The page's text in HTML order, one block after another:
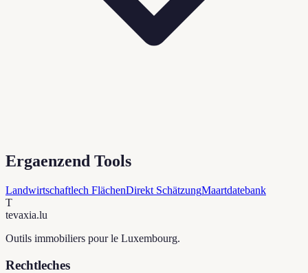
Ergaenzend Tools
Landwirtschaftlech FlächenDirekt SchätzungMaartdatebank
T
tevaxia.lu
Outils immobiliers pour le Luxembourg.
Rechtleches